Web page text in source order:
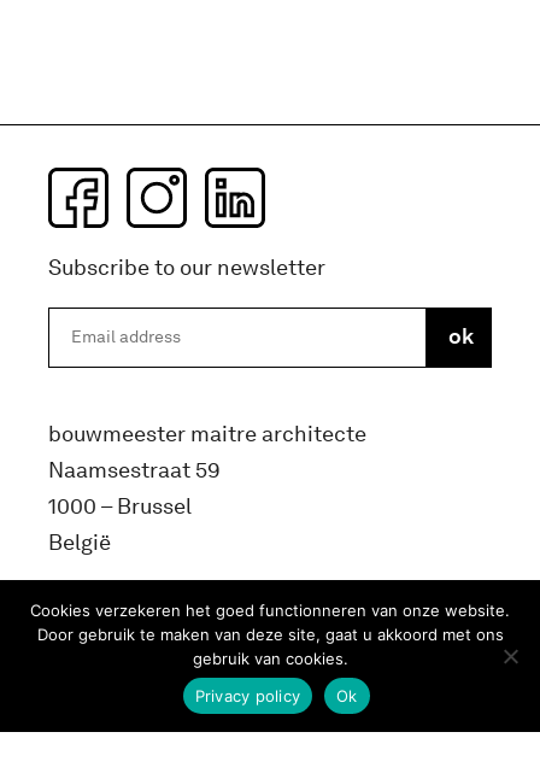
Subscribe to our newsletter
bouwmeester maitre architecte
Naamsestraat 59
1000 – Brussel
België
info@bma.brussels
Cookies verzekeren het goed functionneren van onze website.
Door gebruik te maken van deze site, gaat u akkoord met ons
gebruik van cookies.
Ok
Privacy policy